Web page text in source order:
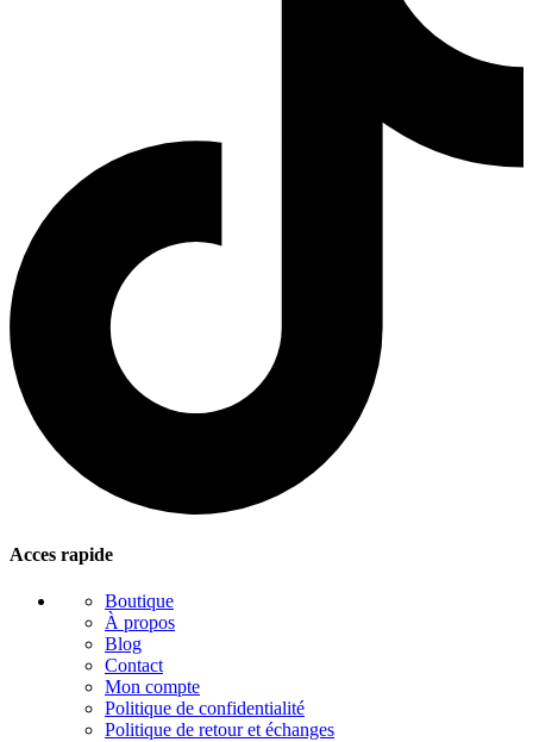
Acces rapide
Boutique
À propos
Blog
Contact
Mon compte
Politique de confidentialité
Politique de retour et échanges